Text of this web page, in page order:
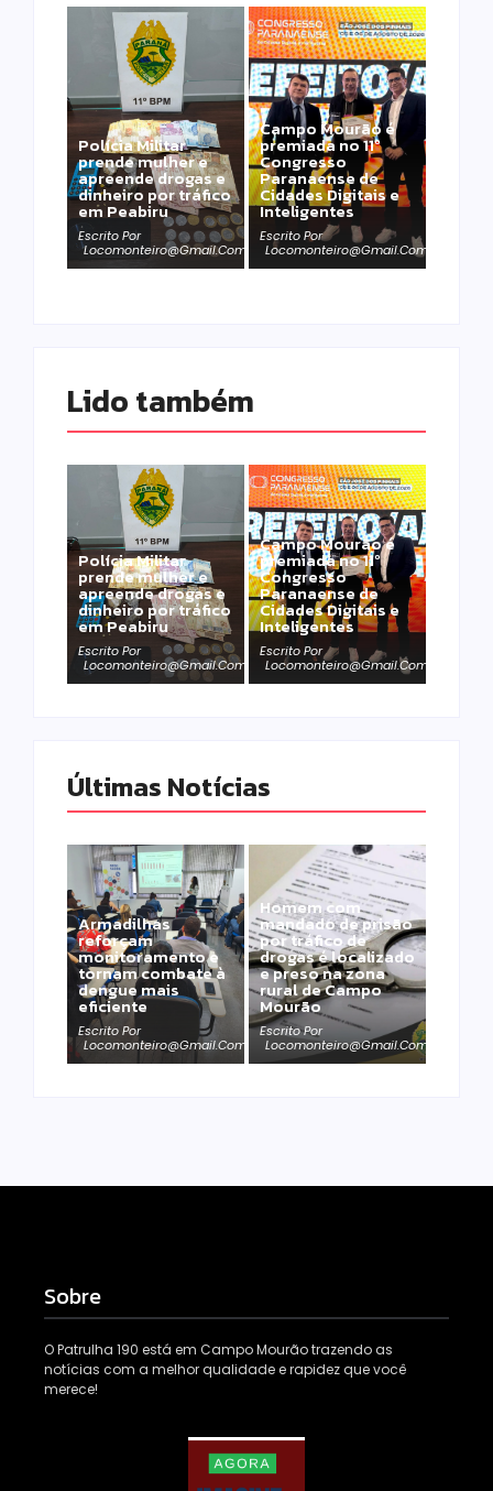
Polícia Militar
prende mulher e
apreende drogas e
dinheiro por tráfico
em Peabiru
Escrito Por
Locomonteiro@gmail.com
Campo Mourão é
premiada no 11º
Congresso
Paranaense de
Cidades Digitais e
Inteligentes
Escrito Por
Locomonteiro@gmail.com
Lido também
Polícia Militar
prende mulher e
apreende drogas e
dinheiro por tráfico
em Peabiru
Escrito Por
Locomonteiro@gmail.com
Campo Mourão é
premiada no 11º
Congresso
Paranaense de
Cidades Digitais e
Inteligentes
Escrito Por
Locomonteiro@gmail.com
Últimas Notícias
Armadilhas
reforçam
monitoramento e
tornam combate à
dengue mais
eficiente
Escrito Por
Locomonteiro@gmail.com
Homem com
mandado de prisão
por tráfico de
drogas é localizado
e preso na zona
rural de Campo
Mourão
Escrito Por
Locomonteiro@gmail.com
Sobre
O Patrulha 190 está em Campo Mourão trazendo as
notícias com a melhor qualidade e rapidez que você
merece!